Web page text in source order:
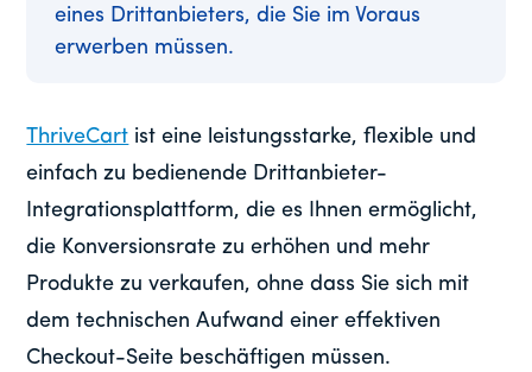
eines Drittanbieters, die Sie im Voraus
erwerben müssen.
ThriveCart ist eine leistungsstarke, flexible und
einfach zu bedienende Drittanbieter-
Integrationsplattform, die es Ihnen ermöglicht,
die Konversionsrate zu erhöhen und mehr
Produkte zu verkaufen, ohne dass Sie sich mit
dem technischen Aufwand einer effektiven
Checkout-Seite beschäftigen müssen.